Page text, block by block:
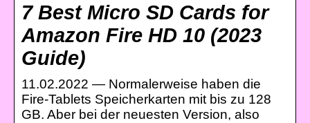
7 Best Micro SD Cards for
Amazon Fire HD 10 (2023
Guide)
11.02.2022 — Normalerweise haben die
Fire-Tablets Speicherkarten mit bis zu 128
GB. Aber bei der neuesten Version, also